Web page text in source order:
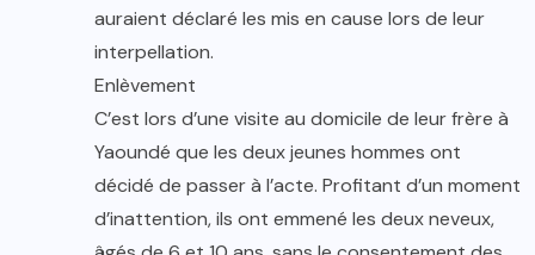
auraient déclaré les mis en cause lors de leur
interpellation.
Enlèvement
C’est lors d’une visite au domicile de leur frère à
Yaoundé que les deux jeunes hommes ont
décidé de passer à l’acte. Profitant d’un moment
d’inattention, ils ont emmené les deux neveux,